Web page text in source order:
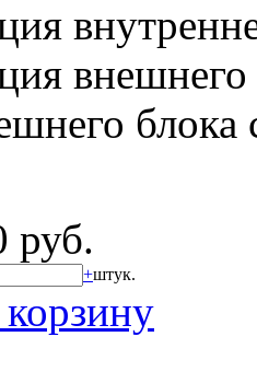
внешнего
блока
руб.
+штук.